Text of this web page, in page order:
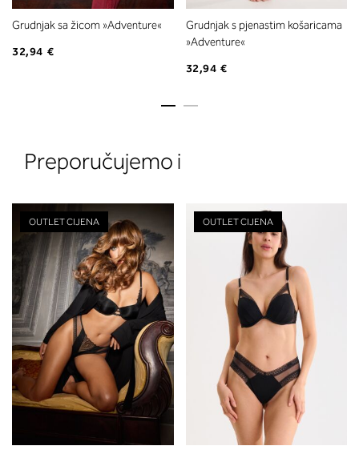
Grudnjak sa žicom »Adventure«
32,94 €
Grudnjak s pjenastim košaricama
»Adventure«
32,94 €
Preporučujemo i
OUTLET CIJENA OUTLET CIJENA
2. Prsni obseg
Izmerite prsni obseg. Šiviljski
položite čez hrbet v višini
izreza in čez prsi, v višini bradavic
vdolbine med prsmi. V razdelku 2.
boste prebrali, katera globina
ustreza vaši meri (A, B …) – iščite v
stolpcu, ki ste ga določili s
obsegom.